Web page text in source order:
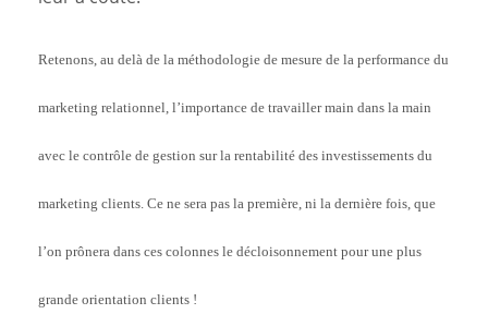
Retenons, au delà de la méthodologie de mesure de la performance du
marketing relationnel, l’importance de travailler main dans la main
avec le contrôle de gestion sur la rentabilité des investissements du
marketing clients. Ce ne sera pas la première, ni la dernière fois, que
l’on prônera dans ces colonnes le décloisonnement pour une plus
grande orientation clients !